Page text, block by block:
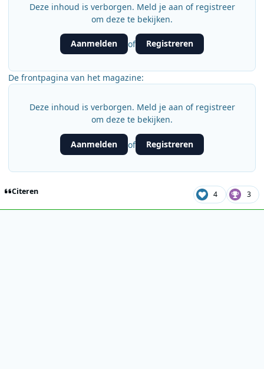
Deze inhoud is verborgen. Meld je aan of registreer
om deze te bekijken.
Aanmelden of Registreren
De frontpagina van het magazine:
Deze inhoud is verborgen. Meld je aan of registreer
om deze te bekijken.
Aanmelden of Registreren
Citeren 4 3